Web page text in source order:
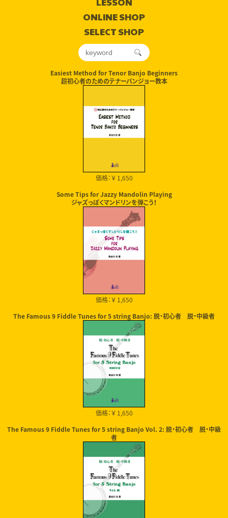
ONLINE SHOP
SELECT SHOP
Easiest Method for Tenor Banjo Beginners
超初心者のためのテナーバンジョー教本
価格：￥ 1,650
Some Tips for Jazzy Mandolin Playing
ジャズっぽくマンドリンを弾こう！
価格：￥ 1,650
The Famous 9 Fiddle Tunes for 5 string Banjo: 脱・初心者 脱・中級者
価格：￥ 1,650
The Famous 9 Fiddle Tunes for 5 string Banjo Vol. 2: 脱・初心者 脱・中級
者